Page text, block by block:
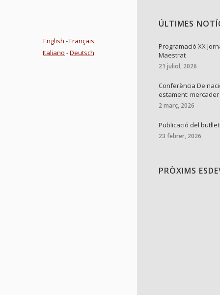
English -Français
Italiano -Deutsch
ÚLTIMES
Programació XX
Maestrat
21 juliol, 2026
Conferència De
estament: mercader
2 març, 2026
Publicació del
23 febrer, 2026
PRÒXIMS